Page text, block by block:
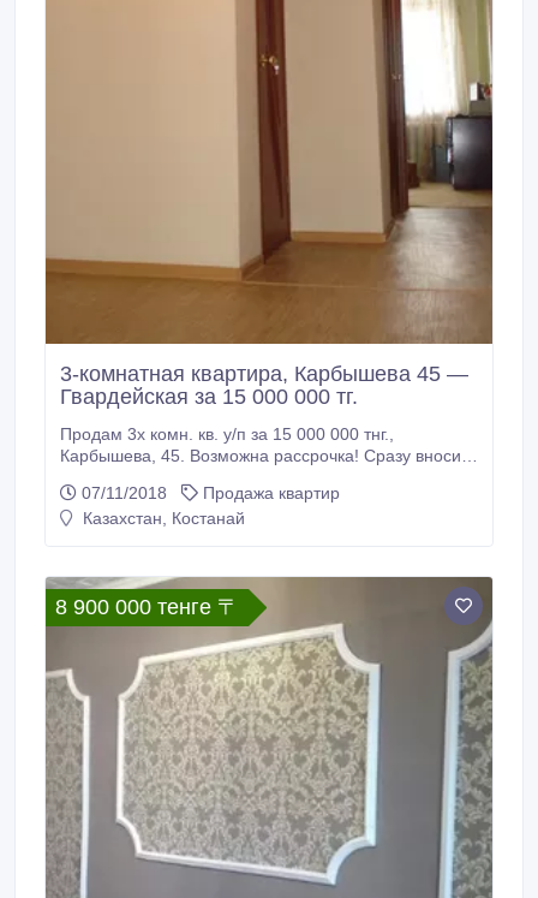
3-комнатная квартира, Карбышева 45 —
Гвардейская за 15 000 000 тг.
Продам 3х комн. кв. у/п за 15 000 000 тнг.,
Карбышева, 45. Возможна рассрочка! Сразу вносите
лет по 64 200 тнг. в месяц. Дом панельный, 1993
г.п., капитальный. Расположен в р-не Горгаза, в
07/11/2018
Продажа квартир
Казахстан, Костанай
8 900 000 тенге 〒